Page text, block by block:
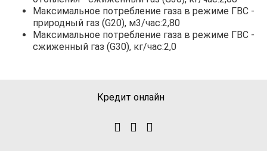
Максимальное потребление газа в режиме ГВС -
природный газ (G20), м3/час:2,80
Максимальное потребление газа в режиме ГВС -
сжиженный газ (G30), кг/час:2,0
Кредит онлайн